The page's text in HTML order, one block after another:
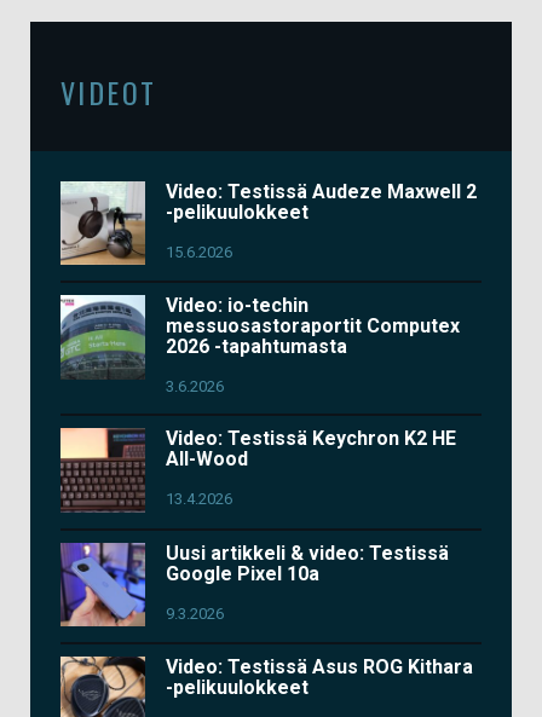
VIDEOT
Video: Testissä Audeze Maxwell 2
-pelikuulokkeet
15.6.2026
Video: io-techin
messuosastoraportit Computex
2026 -tapahtumasta
3.6.2026
Video: Testissä Keychron K2 HE
All-Wood
13.4.2026
Uusi artikkeli & video: Testissä
Google Pixel 10a
9.3.2026
Video: Testissä Asus ROG Kithara
-pelikuulokkeet